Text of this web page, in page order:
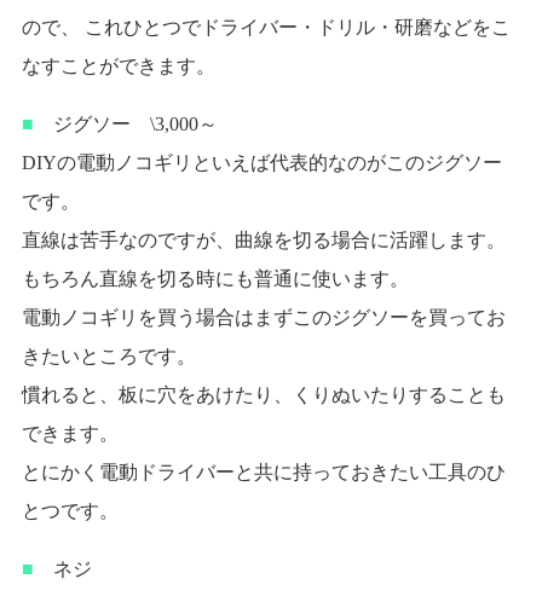
ので、 これひとつでドライバー・ドリル・研磨などをこ
なすことができます。
■ ジグソー \3,000～
DIYの電動ノコギリといえば代表的なのがこのジグソー
です。
直線は苦手なのですが、曲線を切る場合に活躍します。
もちろん直線を切る時にも普通に使います。
電動ノコギリを買う場合はまずこのジグソーを買ってお
きたいところです。
慣れると、板に穴をあけたり、くりぬいたりすることも
できます。
とにかく電動ドライバーと共に持っておきたい工具のひ
とつです。
■ ネジ